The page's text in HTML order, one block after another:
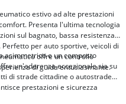
estivo ad alte prestazioni
Presenta l'ultima tecnologia
sul bagnato, bassa resistenza
per auto sportive, veicoli di
offre un controllo
di guida entusiasmante.
asimmetrico e un composto
un'aderenza eccezionale sia su
di strade cittadine o autostrade
prestazioni e sicurezza